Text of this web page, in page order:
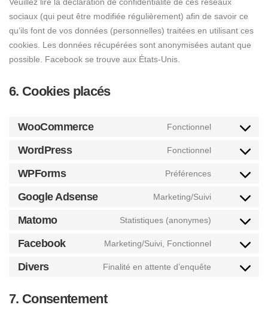
sociaux (qui peut être modifiée régulièrement) afin de savoir ce
qu’ils font de vos données (personnelles) traitées en utilisant ces
cookies. Les données récupérées sont anonymisées autant que
possible. Facebook se trouve aux États-Unis.
6. Cookies placés
WooCommerce Fonctionnel
WordPress Fonctionnel
WPForms Préférences
Google Adsense Marketing/Suivi
Matomo Statistiques (anonymes)
Facebook Marketing/Suivi, Fonctionnel
Divers Finalité en attente d’enquête
7. Consentement